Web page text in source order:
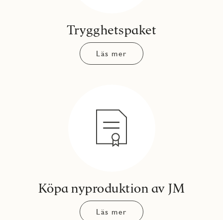
Trygghetspaket
Läs mer
Köpa nyproduktion av JM
Läs mer